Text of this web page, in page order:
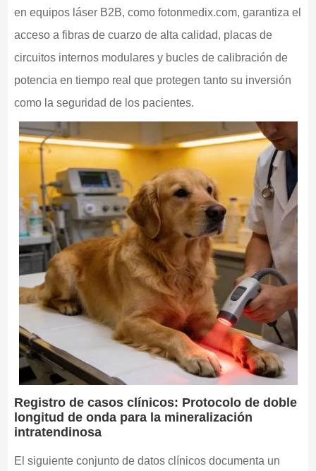
en equipos láser B2B, como fotonmedix.com, garantiza el
acceso a fibras de cuarzo de alta calidad, placas de
circuitos internos modulares y bucles de calibración de
potencia en tiempo real que protegen tanto su inversión
como la seguridad de los pacientes.
Registro de casos clínicos: Protocolo de doble
longitud de onda para la mineralización
intratendinosa
El siguiente conjunto de datos clínicos documenta un